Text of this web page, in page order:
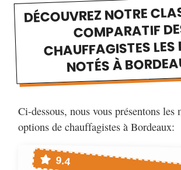
DÉCOUVREZ NOTRE
COMPARATIF
CHAUFFAGISTES LES
NOTÉS À
Ci-dessous, nous vous présentons les
options de chauffagistes à Bordeaux:
9.4